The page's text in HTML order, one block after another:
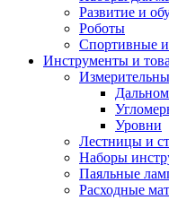
Развитие и
Роботы
Спортивные и
Инструменты и
Уровни
Лестницы и
Наборы
Паяльные
Расходные